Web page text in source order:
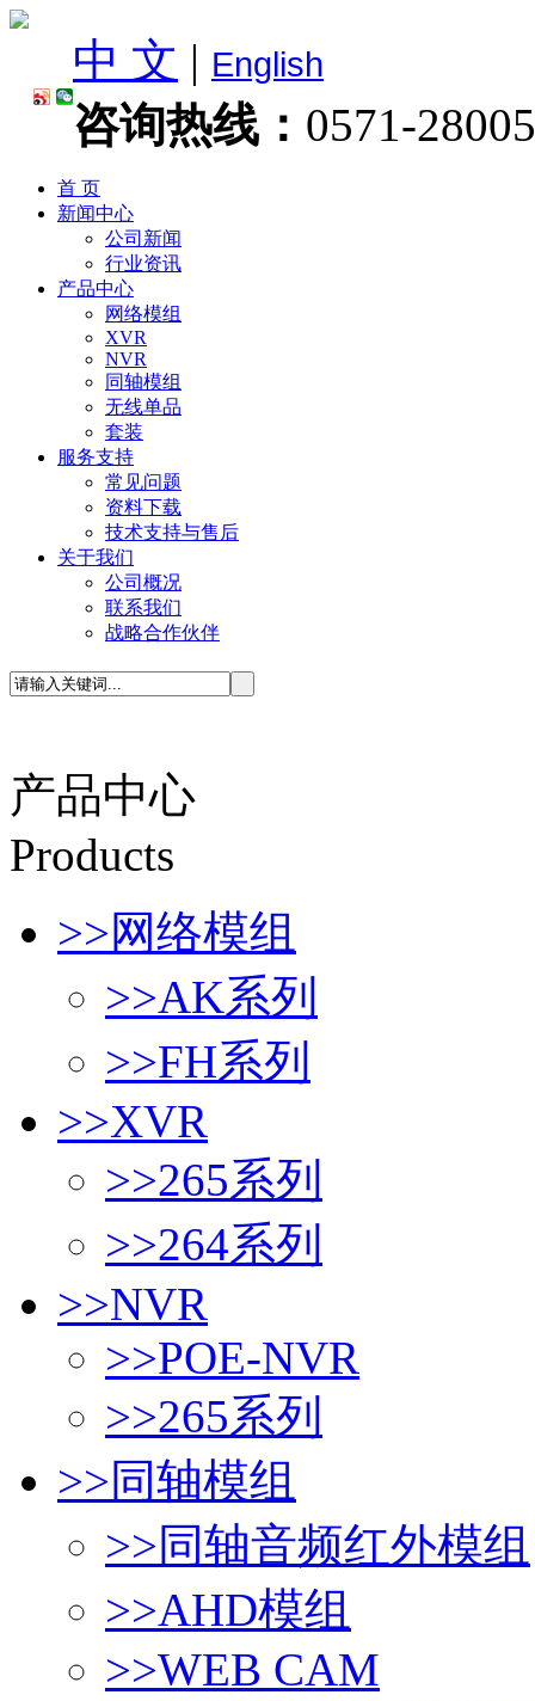
中 文 | English
咨询热线： 0571-
首 页
新闻中心
公司新闻
行业资讯
产品中心
网络模组
XVR
NVR
同轴模组
无线单品
套装
服务支持
常见问题
资料下载
技术支持与售后
关于我们
公司概况
联系我们
战略合作伙伴
产品中心
Products
>>网络模组
>>AK系列
>>FH系列
>>XVR
>>265系列
>>264系列
>>NVR
>>POE-NVR
>>265系列
>>同轴模组
>>同轴音频红外模组
>>AHD模组
>>WEB CAM